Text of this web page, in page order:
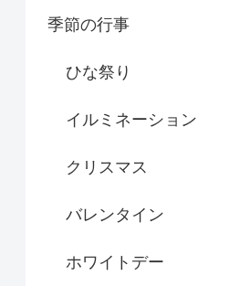
季節の行事
ひな祭り
イルミネーション
クリスマス
バレンタイン
ホワイトデー